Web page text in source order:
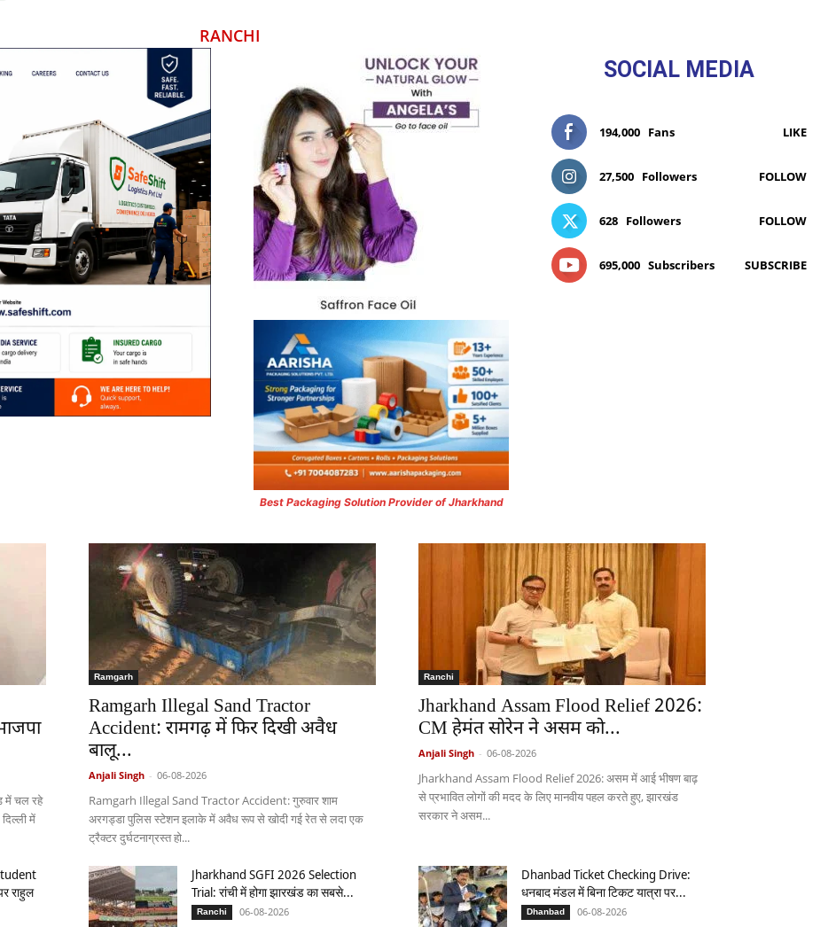
RANCHI
Best Packaging Solution Provider of Jharkhand
SOCIAL MEDIA
194,000 Fans LIKE
27,500 Followers FOLLOW
628 Followers FOLLOW
695,000 Subscribers SUBSCRIBE
में चल रहे
में
Ramgarh
Ramgarh Illegal Sand Tractor
Accident: रामगढ़ में फिर दिखी अवैध
बालू...
Anjali Singh - 06-08-2026
Ramgarh Illegal Sand Tractor Accident: गुरुवार शाम
अरगड्डा पुलिस स्टेशन इलाके में अवैध रूप से खोदी गई रेत से लदा एक
ट्रैक्टर दुर्घटनाग्रस्त हो...
Ranchi
Jharkhand Assam Flood Relief 2026:
CM हेमंत सोरेन ने असम को...
Anjali Singh - 06-08-2026
Jharkhand Assam Flood Relief 2026: असम में आई भीषण बाढ़
से प्रभावित लोगों की मदद के लिए मानवीय पहल करते हुए, झारखंड
सरकार ने असम...
राहुल
Jharkhand SGFI 2026 Selection
Trial: रांची में होगा झारखंड का सबसे...
Ranchi 06-08-2026
Dhanbad Ticket Checking Drive:
धनबाद मंडल में बिना टिकट यात्रा पर...
Dhanbad 06-08-2026